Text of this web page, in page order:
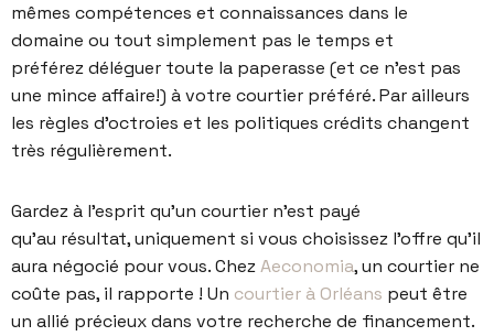
mêmes compétences et connaissances dans le
domaine ou tout simplement pas le temps et
préférez déléguer toute la paperasse (et ce n’est pas
une mince affaire!) à votre courtier préféré. Par ailleurs
les règles d’octroies et les politiques crédits changent
très régulièrement.
Gardez à l’esprit qu’un courtier n’est payé
qu’au résultat, uniquement si vous choisissez l’offre qu’il
aura négocié pour vous. ChezAeconomia, un courtier ne
coûte pas, il rapporte ! Un courtier à Orléans peut être
un allié précieux dans votre recherche de financement.